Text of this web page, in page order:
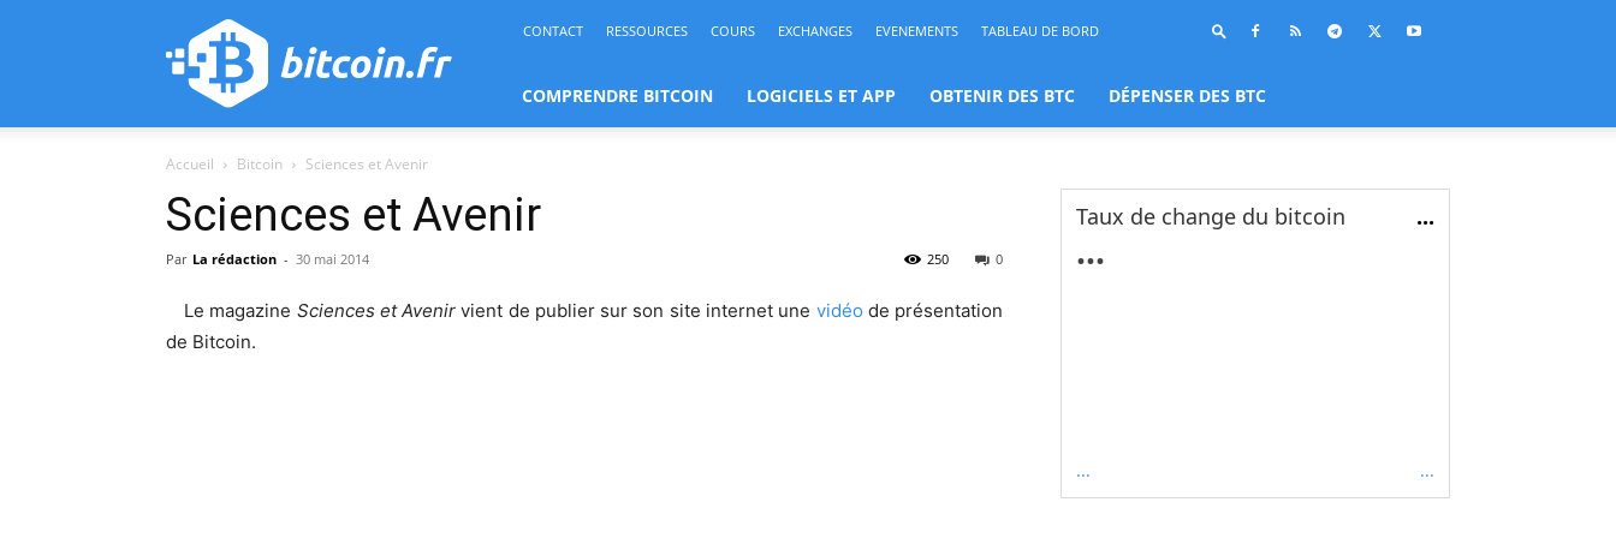
bitcoin.fr
CONTACT RESSOURCES COURS EXCHANGES EVENEMENTS TABLEAU DE BORD
COMPRENDRE BITCOIN LOGICIELS ET APP OBTENIR DES BTC DÉPENSER DES BTC
Accueil Bitcoin Sciences et Avenir
Sciences et Avenir
Par La rédaction - 30 mai 2014 0
250
Le magazine Sciences et Avenir vient de publier sur son site internet une vidéo de présentation
de Bitcoin.
Taux de change du bitcoin ...
...
... ...